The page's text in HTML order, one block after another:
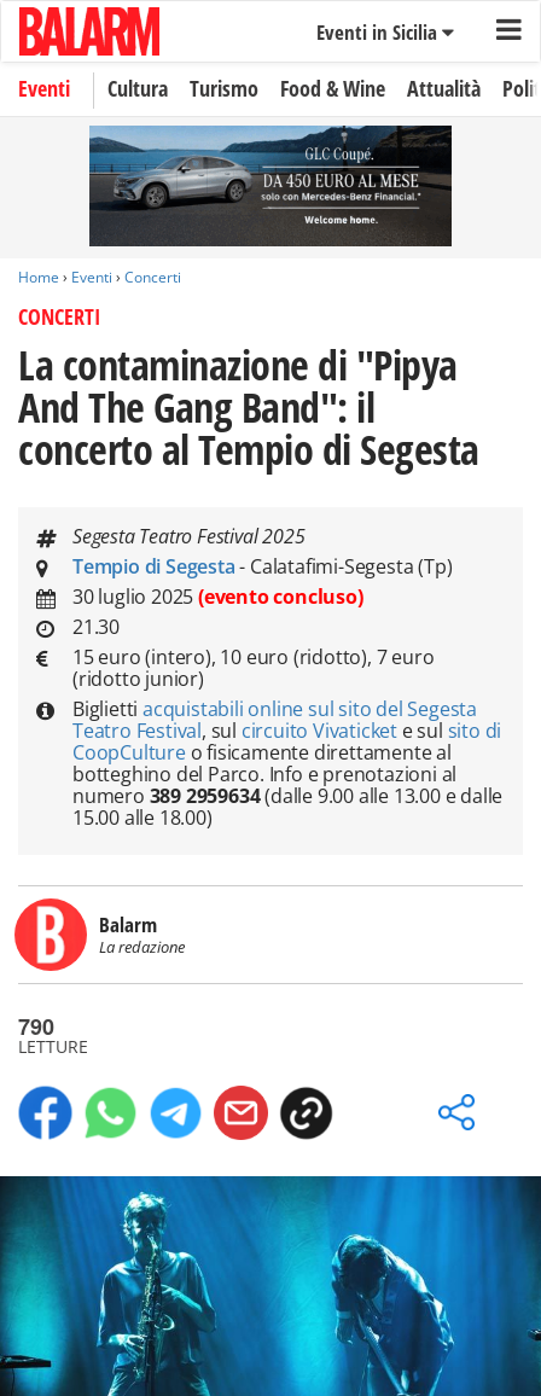
Eventi in Sicilia
Eventi Cultura Turismo Food & Wine Attualità
Home › Eventi › Concerti
CONCERTI
La contaminazione di "Pipya
And The Gang Band": il
concerto al Tempio di Segesta
Segesta Teatro Festival 2025
Tempio di Segesta- Calatafimi-Segesta (Tp)
30 luglio 2025(evento concluso)
21.30
15 euro (intero), 10 euro (ridotto), 7 euro
(ridotto junior)
Biglietti acquistabili online sul sito del Segesta
Teatro Festival, sul circuito Vivaticket e sul sito di
CoopCultureo fisicamente direttamente al
botteghino del Parco. Info e prenotazioni al
numero 389 2959634(dalle 9.00 alle 13.00 e dalle
15.00 alle 18.00)
Balarm
La redazione
790
LETTURE